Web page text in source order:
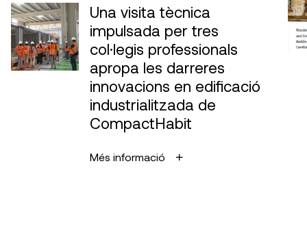
Una visita tècnica
impulsada per tres
col·legis professionals
apropa les darreres
innovacions en edificació
industrialitzada de
CompactHabit
Més informació